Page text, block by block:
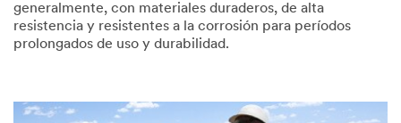
generalmente, con materiales duraderos, de alta
resistencia y resistentes a la corrosión para períodos
prolongados de uso y durabilidad.